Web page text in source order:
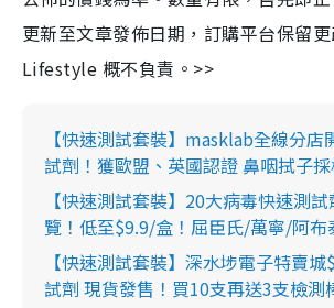
更新至文章發佈日期，訂購平台保留
Lifestyle 概不負責。>>
【快速測試套裝】masklab全線分店
試劑！獲歐盟、英國認證 鼻咽拭子
【快速測試套裝】20大病毒快速測
覽！低至$9.9/盒！屈臣氏/萬寧/阿
【快速測試套裝】深水埗電子特賣
試劑 現貨發售！買10支再送3支檢測